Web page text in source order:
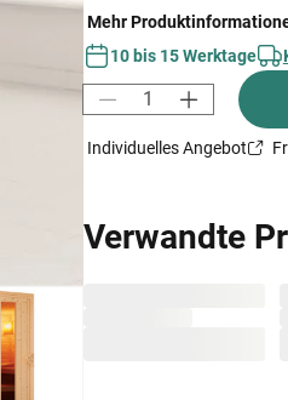
Mehr
10 bis 15 Werktage
Individuelles Angebot
Verwandte